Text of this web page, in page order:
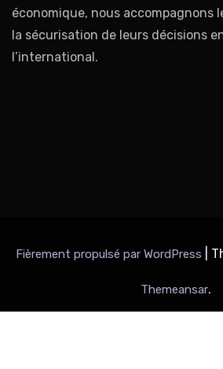
économique, nous accompagnons
la sécurisation de leurs décisions
l’international.
Fièrement propulsé par WordPress
Themeansar.